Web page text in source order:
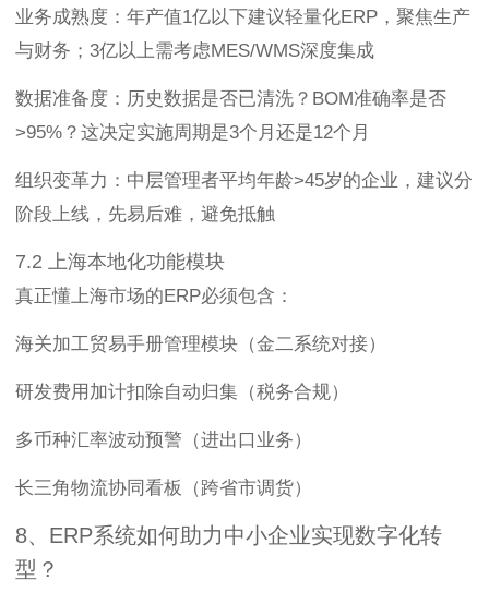
业务成熟度：年产值1亿以下建议轻量化ERP，聚焦生产
与财务；3亿以上需考虑MES/WMS深度集成
数据准备度：历史数据是否已清洗？BOM准确率是否
>95%？这决定实施周期是3个月还是12个月
组织变革力：中层管理者平均年龄>45岁的企业，建议分
阶段上线，先易后难，避免抵触
7.2 上海本地化功能模块
真正懂上海市场的ERP必须包含：
海关加工贸易手册管理模块（金二系统对接）
研发费用加计扣除自动归集（税务合规）
多币种汇率波动预警（进出口业务）
长三角物流协同看板（跨省市调货）
8、ERP系统如何助力中小企业实现数字化转
型？